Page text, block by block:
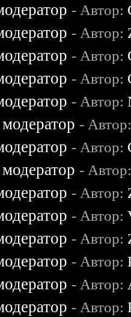
- Автор:
- Автор:
- Автор:
- Автор:
- Автор:
-
- Автор:
-
- Автор:
- Автор:
- Автор:
- Автор:
- Автор:
- Автор: